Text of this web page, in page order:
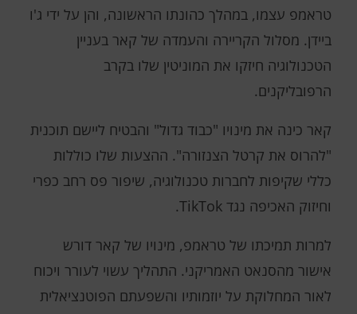
טראמפ עצמו, במהלך כהונתו הראשונה, והן על ידי ג'ו
ביידן. מסלול הקריירה והעמדה של קאר בעניין
הטכנולוגיה חיזקו את המוניטין שלו בקרב
הרפובליקנים.
קאר כינה את מינויו "כבוד גדול" והבטיח ליישם תוכנית
"להרוס את קרטל הצנזורה". ההצעות שלו כוללות
כללי שקיפות לחברות טכנולוגיה, שיפור פס רחב כפרי
וחיזוק האכיפה נגד TikTok.
למרות תמיכתו של טראמפ, מינויו של קאר דורש
אישור מהסנאט האמריקני. התהליך עשוי לעורר ויכוח
לאור המחלוקת על יוזמותיו והשפעתם הפוטנציאלית